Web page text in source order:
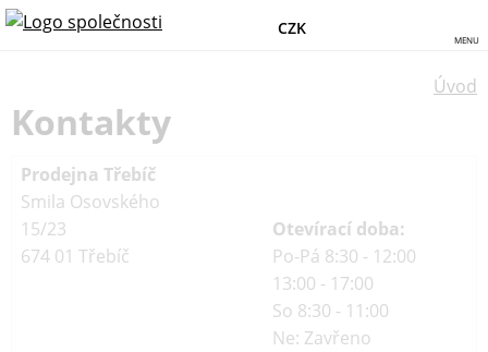
CZK
MENU
Úvod
Kontakty
Prodejna Třebíč
Smila Osovského
15/23
674 01 Třebíč
Otevírací doba:
Po-Pá 8:30 - 12:00
13:00 - 17:00
So 8:30 - 11:00
Ne: Zavřeno